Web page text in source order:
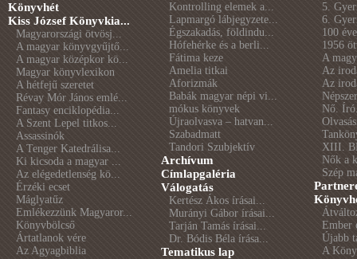
Könyvhét
Kiss József Könyvkia...
Magyarországi ötvösj...
A magyar könyvgyűjtő...
A magyar középkor kö...
Magyar könyvlexikon
A hétfejű szeretet
Révay Mór János emlé...
Fantasy enciklopédia...
A Szent Lepel titkos...
Assassinók
A Tenger Katedrálisa...
Ki kicsoda a magyar ...
Az elégedetlenség kö...
Érzéki ecset
Máglyatűz
Emlékezzünk Magyaror...
Könyvbölcső
Ártatlanok vére
Az Agyagbiblia
Kontrolling elemek a...
Lapmargó lábjegyzete...
Égszakadás, földindu...
Hófehérke és a berli...
Fátima keze
Amelia titkai
Aforizmák
Babák magyar népi vi...
mókus könyvek
Újraolvasva – hatvan...
Szabadmatt
Tandori Szubjektív
Archívum
Címlapgaléria
Válogatás
Kertész Ákos írásai...
Murányi Gábor írásai...
Tarján Tamás írásai...
Dr. Bódis Béla írása...
Tematikus lap
5.
6.
100
1956
A
Az
Az
Nő.
XIII.
Nők a
Szép
Ember
Újabb
A